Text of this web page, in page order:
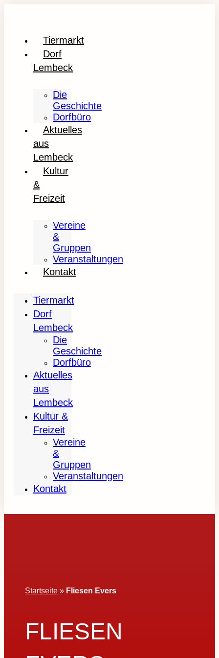
Tiermarkt
Dorf
Lembeck
Die
Geschichte
Dorfbüro
Aktuelles
aus
Lembeck
Kultur
&
Freizeit
Vereine
&
Gruppen
Veranstaltungen
Kontakt
Tiermarkt
Dorf
Lembeck
Die
Geschichte
Dorfbüro
Aktuelles
aus
Lembeck
Kultur &
Freizeit
Vereine
&
Gruppen
Veranstaltungen
Kontakt
Startseite » Fliesen Evers
FLIESEN